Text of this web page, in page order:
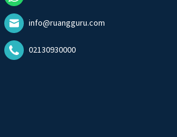
info@ruangguru.com
02130930000